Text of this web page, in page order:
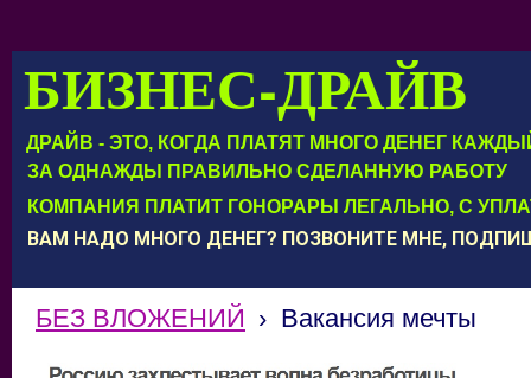
БИЗНЕС-ДРАЙВ
ДРАЙВ - ЭТО, КОГДА ПЛАТЯТ МНОГО ДЕНЕГ
КОМПАНИЯ ПЛАТИТ ГОНОРАРЫ ЛЕГАЛЬНО, С
ЗА ОДНАЖДЫ ПРАВИЛЬНО СДЕЛАННУЮ РАБОТУ
ВАМ НАДО МНОГО ДЕНЕГ? ПОЗВОНИТЕ МНЕ,
БЕЗ ВЛОЖЕНИЙ › Вакансия мечты